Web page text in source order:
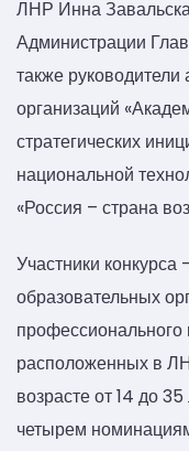
ЛНР Инна
Администрации
также
организаций
стратегических
национальной
«Россия – страна
Участники
образовательных
расположенных в
возрасте от 14 до
четырем